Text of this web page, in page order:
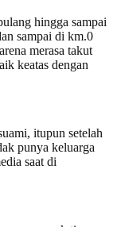
hingga sampai
sampai di km.0
merasa takut
keatas dengan
itupun setelah
punya keluarga
saat di